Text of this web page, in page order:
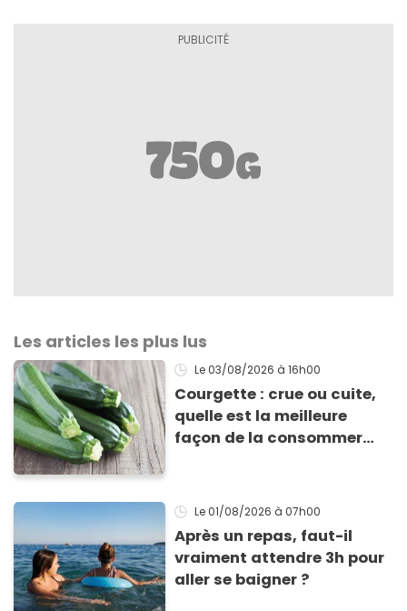
Les articles les plus lus
Le 03/08/2026 à 16h00
Courgette : crue ou cuite,
quelle est la meilleure
façon de la consommer
Le 01/08/2026 à 07h00
Après un repas, faut-il
vraiment attendre 3h pour
aller se baigner ?